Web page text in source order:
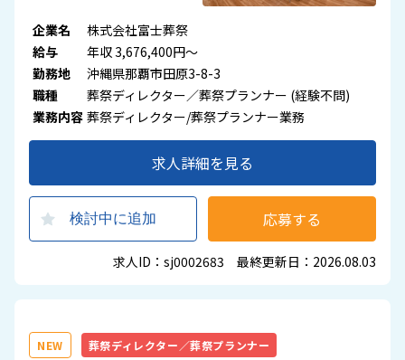
企業名
株式会社富士葬祭
給与
年収 3,676,400円～
勤務地
沖縄県那覇市田原3-8-3
職種
葬祭ディレクター／葬祭プランナー (経験不問)
業務内容 葬祭ディレクター/葬祭プランナー業務
求人詳細を見る
検討中に追加 応募する
求人ID：sj0002683 最終更新日：2026.08.03
NEW 葬祭ディレクター／葬祭プランナー